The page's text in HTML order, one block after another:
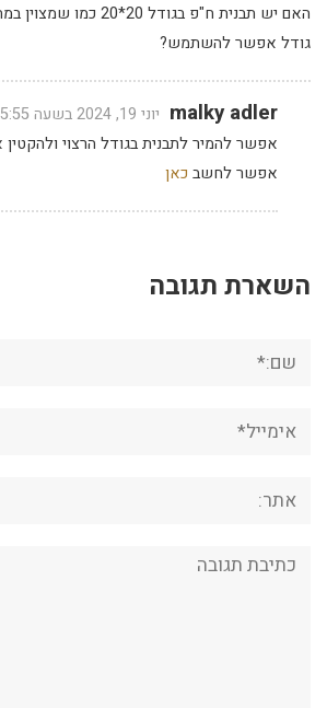
האם יש תבנית ח"פ בגודל
גודל אפשר להשתמש?
malky adler יוני 19, 2024 בשעה 5:55 am
אפשר להמיר לתבנית בגודל הרצוי
אפשר לחשב כאן
השארת תגובה
אימייל*
תגובה: